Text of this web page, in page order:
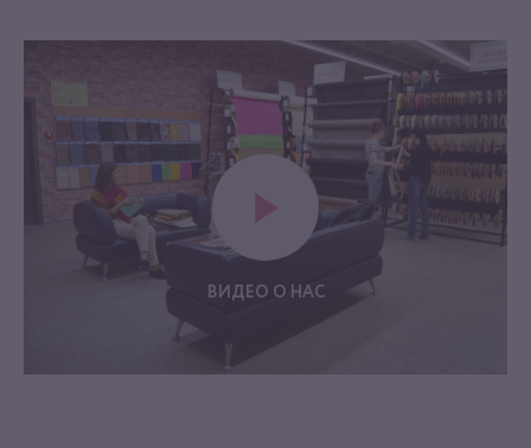
ВИДЕО О НАС